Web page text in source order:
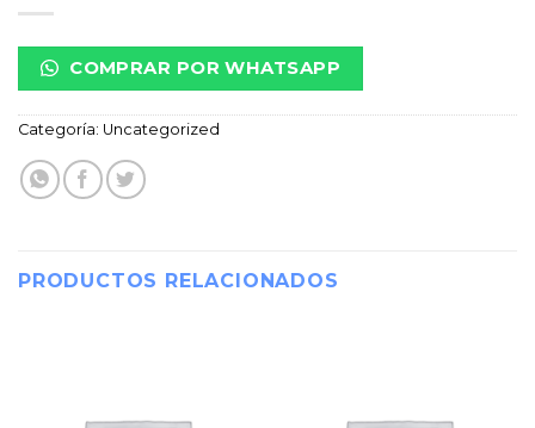
COMPRAR POR WHATSAPP
Categoría: Uncategorized
PRODUCTOS RELACIONADOS